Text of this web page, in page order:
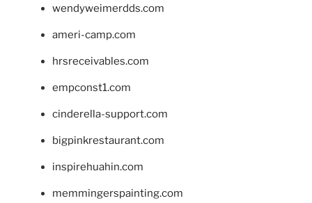
wendyweimerdds.com
ameri-camp.com
hrsreceivables.com
empconst1.com
cinderella-support.com
bigpinkrestaurant.com
inspirehuahin.com
memmingerspainting.com